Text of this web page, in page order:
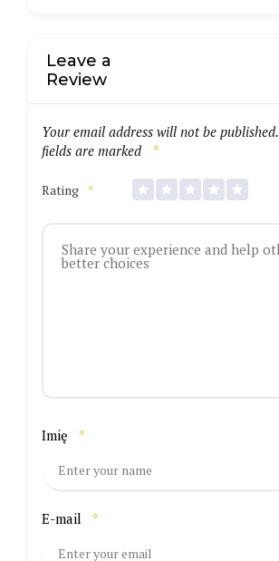
Leave a
Review
Your email address will not be published.
fields are marked
*
Rating *
Imię *
E-mail *